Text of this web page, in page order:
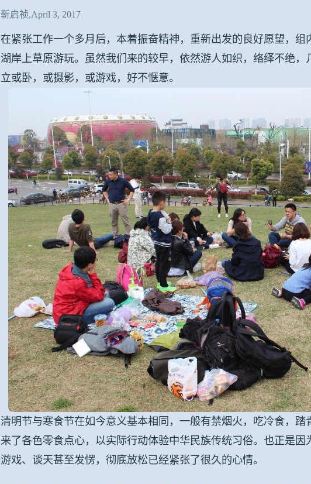
靳启祯,April 3, 2017
在紧张工作一个多月后，本着振奋精神，重新出发的良好愿望，
湖岸上草原游玩。虽然我们来的较早，依然游人如织，络绎不绝
立或卧，或摄影，或游戏，好不惬意。
清明节与寒食节在如今意义基本相同，一般有禁烟火，吃冷食，
来了各色零食点心，以实际行动体验中华民族传统习俗。也正是
游戏、谈天甚至发愣，彻底放松已经紧张了很久的心情。